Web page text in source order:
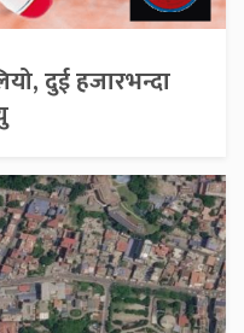
दुई हजारभन्दा